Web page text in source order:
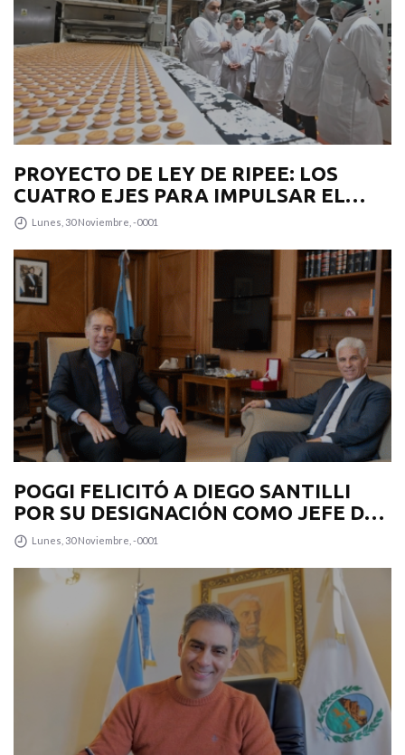
PROYECTO DE LEY DE RIPEE: LOS
CUATRO EJES PARA IMPULSAR EL
DESARROLLO PRODUCTIVO EN LA
Lunes, 30 Noviembre, -0001
POGGI FELICITÓ A DIEGO SANTILLI
POR SU DESIGNACIÓN COMO JEFE DE
GABINETE
Lunes, 30 Noviembre, -0001